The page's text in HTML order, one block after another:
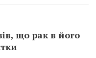
що рак в його